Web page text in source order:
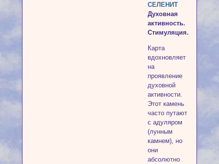
СЕЛЕНИТ
Духовная
активность.
Стимуляция.
Карта
вдохновляет
на
проявление
духовной
активности.
Этот камень
часто путают
с адуляром
(лунным
камнем), но
они
абсолютно